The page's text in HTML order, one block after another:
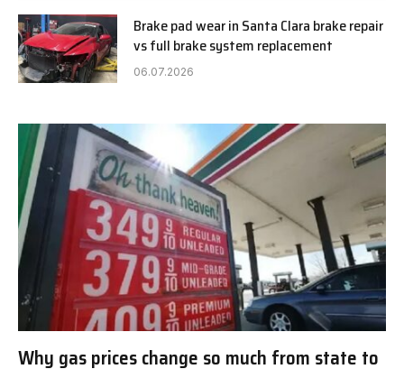
Brake pad wear in Santa Clara brake repair
vs full brake system replacement
06.07.2026
Why gas prices change so much from state to